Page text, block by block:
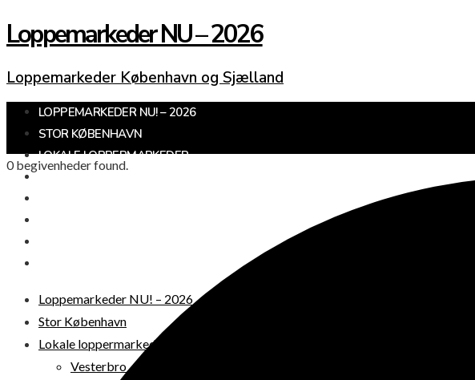
Loppemarkeder NU – 2026
Loppemarkeder København og Sjælland
LOPPEMARKEDER NU! – 2026
STOR KØBENHAVN
LOKALE LOPPERMARKEDER
Loppemarkeder NU! – 2026
Stor København
Lokale loppermarkeder
Vesterbro
0 begivenheder found.